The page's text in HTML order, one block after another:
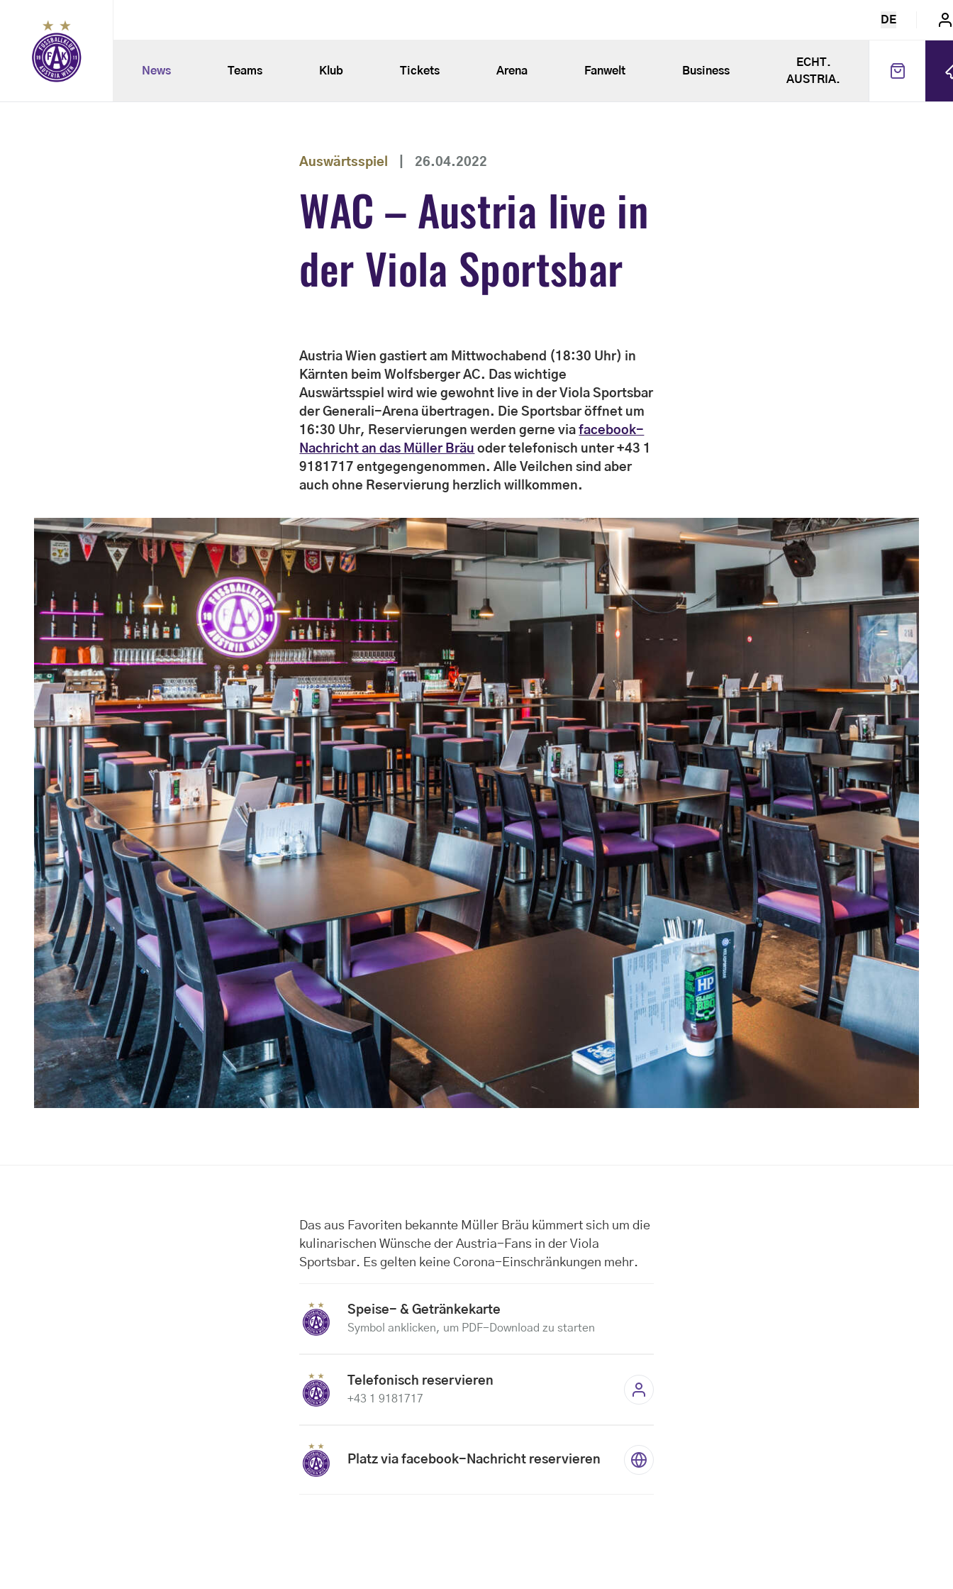
News Teams Klub Tickets Arena Fanwelt Business
ECHT.
AUSTRIA.
DE
Auswärtsspiel 26.04.2022
WAC – Austria live in
der Viola Sportsbar
Austria Wien gastiert am Mittwochabend (18:30 Uhr) in
Kärnten beim Wolfsberger AC. Das wichtige
Auswärtsspiel wirdwie gewohnt live in der Viola Sportsbar
der Generali-Arena übertragen. Die Sportsbar öffnet um
16:30 Uhr, Reservierungen werden gerne viafacebook-
Nachricht an das Müller Bräu oder telefonisch unter +43 1
9181717 entgegengenommen. Alle Veilchen sind aber
auch ohne Reservierung herzlich willkommen.
Das aus Favoriten bekannte Müller Bräu kümmert sich um die
kulinarischen Wünsche der Austria-Fans in der Viola
Sportsbar. Es gelten keine Corona-Einschränkungen mehr.
Speise- & Getränkekarte
Symbol anklicken, um PDF-Download zu starten
Telefonisch reservieren
+43 1 9181717
Platz via facebook-Nachricht reservieren